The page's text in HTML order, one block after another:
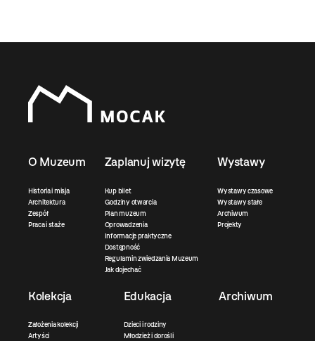
O Muzeum
Historia i misja
Architektura
Zespół
Praca i staże
Zaplanuj wizytę
Kup bilet
Godziny otwarcia
Plan muzeum
Oprowadzenia
Informacje praktyczne
Dostępność
Regulamin zwiedzania Muzeum
Jak dojechać
Wystawy
Wystawy czasowe
Wystawy stałe
Archiwum
Projekty
Kolekcja
Założenia kolekcji
Artyści
Edukacja
Dzieci i rodziny
Młodzież i dorośli
Archiwum